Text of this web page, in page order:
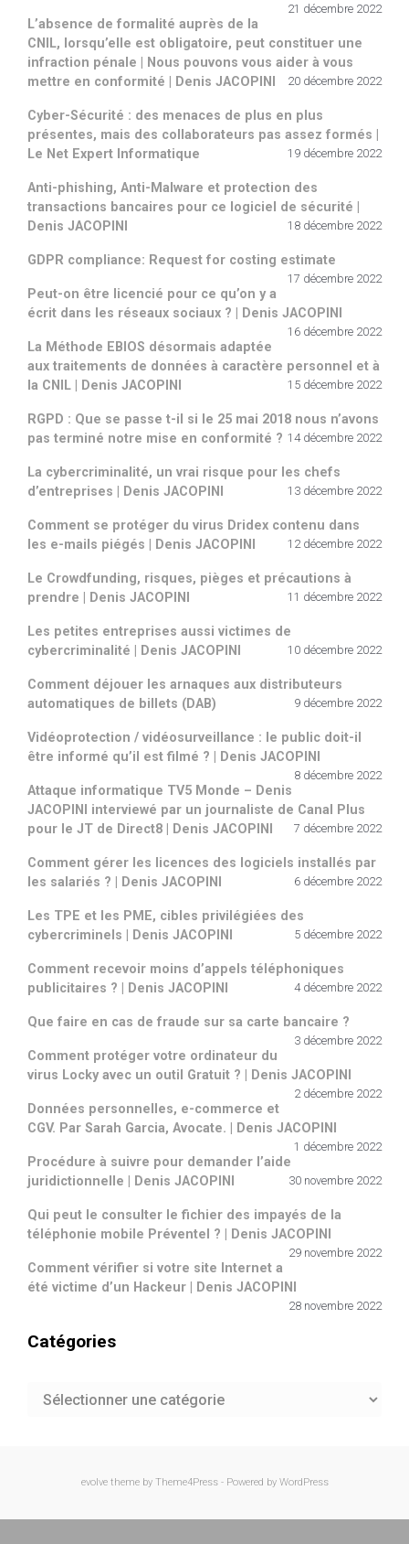
21 décembre 2022
L’absence de formalité auprès de la
CNIL, lorsqu’elle est obligatoire, peut constituer une
infraction pénale | Nous pouvons vous aider à vous
mettre en conformité | Denis JACOPINI
20 décembre 2022
Cyber-Sécurité : des menaces de plus en plus
présentes, mais des collaborateurs pas assez formés |
Le Net Expert Informatique
19 décembre 2022
Anti-phishing, Anti-Malware et protection des
transactions bancaires pour ce logiciel de sécurité |
Denis JACOPINI
18 décembre 2022
GDPR compliance: Request for costing estimate
17 décembre 2022
Peut-on être licencié pour ce qu’on y a
écrit dans les réseaux sociaux ? | Denis JACOPINI
16 décembre 2022
La Méthode EBIOS désormais adaptée
aux traitements de données à caractère personnel et à
la CNIL | Denis JACOPINI
15 décembre 2022
RGPD : Que se passe t-il si le 25 mai 2018 nous n’avons
pas terminé notre mise en conformité ? 14 décembre 2022
La cybercriminalité, un vrai risque pour les chefs
d’entreprises | Denis JACOPINI
13 décembre 2022
Comment se protéger du virus Dridex contenu dans
les e-mails piégés | Denis JACOPINI
12 décembre 2022
Le Crowdfunding, risques, pièges et précautions à
prendre | Denis JACOPINI
11 décembre 2022
Les petites entreprises aussi victimes de
cybercriminalité | Denis JACOPINI
10 décembre 2022
Comment déjouer les arnaques aux distributeurs
automatiques de billets (DAB)
9 décembre 2022
Vidéoprotection / vidéosurveillance : le public doit-il
être informé qu’il est filmé ? | Denis JACOPINI
8 décembre 2022
Attaque informatique TV5 Monde – Denis
JACOPINI interviewé par un journaliste de Canal Plus
pour le JT de Direct8 | Denis JACOPINI
7 décembre 2022
Comment gérer les licences des logiciels installés par
les salariés ? | Denis JACOPINI
6 décembre 2022
Les TPE et les PME, cibles privilégiées des
cybercriminels | Denis JACOPINI
5 décembre 2022
Comment recevoir moins d’appels téléphoniques
publicitaires ? | Denis JACOPINI
4 décembre 2022
Que faire en cas de fraude sur sa carte bancaire ?
3 décembre 2022
Comment protéger votre ordinateur du
virus Locky avec un outil Gratuit ? | Denis JACOPINI
2 décembre 2022
Données personnelles, e-commerce et
CGV. Par Sarah Garcia, Avocate. | Denis JACOPINI
1 décembre 2022
Procédure à suivre pour demander l’aide
juridictionnelle | Denis JACOPINI
30 novembre 2022
Qui peut le consulter le fichier des impayés de la
téléphonie mobile Préventel ? | Denis JACOPINI
29 novembre 2022
Comment vérifier si votre site Internet a
été victime d’un Hackeur | Denis JACOPINI
28 novembre 2022
Catégories
Catégories
evolvetheme by Theme4Press - Powered by WordPress